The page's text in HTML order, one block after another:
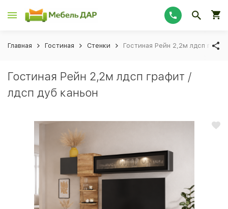
Главная Гостиная Стенки Гостиная Рейн 2,2м лдсп
Гостиная Рейн 2,2м лдсп графит /
лдсп дуб каньон